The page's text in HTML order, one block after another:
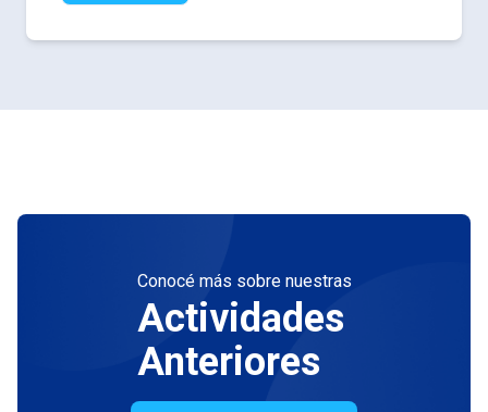
Conocé más sobre nuestras
Actividades
Anteriores